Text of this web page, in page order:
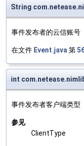
String
事件发布者的云信账号
在文件 Event.java 第
int
事件发布者客户端类型
参见
ClientType